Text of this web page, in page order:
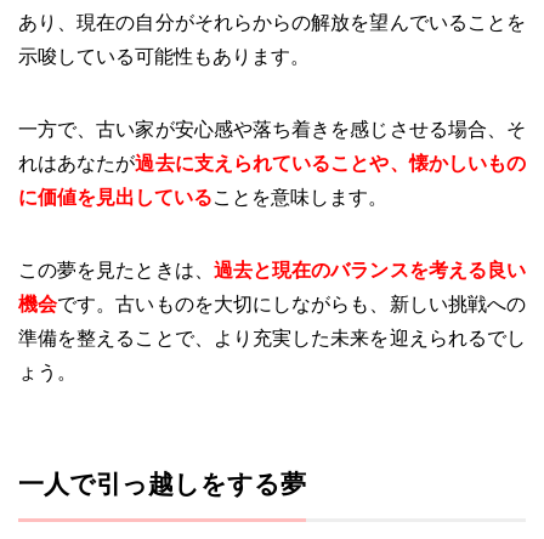
あり、現在の自分がそれらからの解放を望んでいることを
示唆している可能性もあります。
一方で、古い家が安心感や落ち着きを感じさせる場合、そ
れはあなたが過去に支えられていることや、懐かしいもの
に価値を見出していることを意味します。
この夢を見たときは、 過去と現在のバランスを考える良い
機会です。古いものを大切にしながらも、新しい挑戦への
準備を整えることで、より充実した未来を迎えられるでし
ょう。
一人で引っ越しをする夢